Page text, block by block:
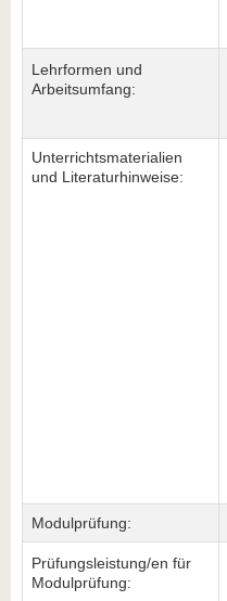
Lehrformen und
Arbeitsumfang:
Unterrichtsmaterialien
und Literaturhinweise:
Modulprüfung:
Prüfungsleistung/en für
Modulprüfung: